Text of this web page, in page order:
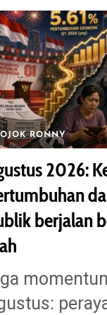
RONNY
2026:
berjalan